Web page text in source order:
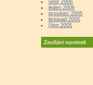
únor 2006
leden 2006
prosinec 2005
listopad 2005
říjen 2005
Zasílání novinek